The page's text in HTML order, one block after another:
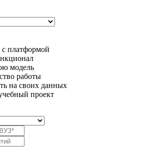
с платформой
модель
работы
на своих данных
проект